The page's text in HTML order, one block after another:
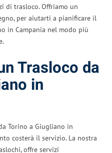
di trasloco. Offriamo un
per aiutarti a pianificare il
in Campania nel modo più
Trasloco da
in
Torino a Giugliano in
costerà il servizio. La nostra
offre servizi